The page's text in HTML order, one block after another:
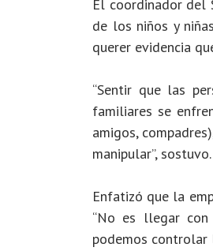
El coordinador del
de los niños y
querer evidencia
“Sentir que las
familiares se
amigos,
manipular”, sostuvo.
Enfatizó que la
“No es llegar con
podemos controlar